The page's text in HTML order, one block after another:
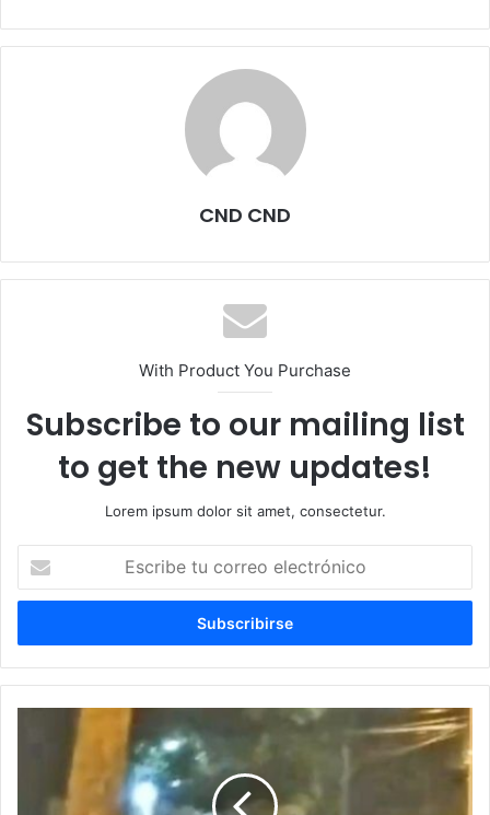
CND CND
With Product You Purchase
Subscribe to our mailing list
to get the new updates!
Lorem ipsum dolor sit amet, consectetur.
correo